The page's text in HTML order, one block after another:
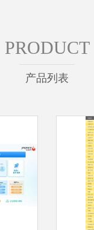
PRODUCT
产品列表